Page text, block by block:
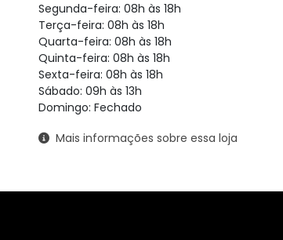
Segunda-feira: 08h às 18h
Terça-feira: 08h às 18h
Quarta-feira: 08h às 18h
Quinta-feira: 08h às 18h
Sexta-feira: 08h às 18h
Sábado: 09h às 13h
Domingo: Fechado
Mais informações sobre essa loja